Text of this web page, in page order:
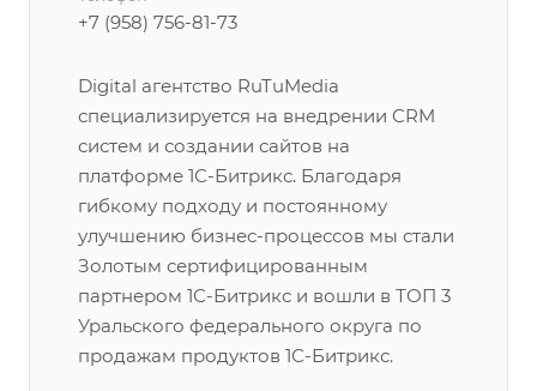
+7 (958) 756-81-73
Digital агентство RuTuMedia
специализируется на внедрении CRM
систем и создании сайтов на
платформе 1С-Битрикс. Благодаря
гибкому подходу и постоянному
улучшению бизнес-процессов мы стали
Золотым сертифицированным
партнером 1С-Битрикс и вошли в ТОП 3
Уральского федерального округа по
продажам продуктов 1С-Битрикс.